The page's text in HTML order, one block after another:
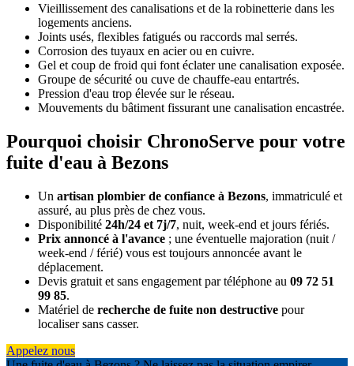
Vieillissement des canalisations et de la robinetterie dans les
logements anciens.
Joints usés, flexibles fatigués ou raccords mal serrés.
Corrosion des tuyaux en acier ou en cuivre.
Gel et coup de froid qui font éclater une canalisation exposée.
Groupe de sécurité ou cuve de chauffe-eau entartrés.
Pression d'eau trop élevée sur le réseau.
Mouvements du bâtiment fissurant une canalisation encastrée.
Pourquoi choisir ChronoServe pour votre
fuite d'eau à Bezons
Un artisan plombier de confiance à Bezons, immatriculé et
assuré, au plus près de chez vous.
Disponibilité 24h/24 et 7j/7, nuit, week-end et jours fériés.
Prix annoncé à l'avance ; une éventuelle majoration (nuit /
week-end / férié) vous est toujours annoncée avant le
déplacement.
Devis gratuit et sans engagement par téléphone au 09 72 51
99 85.
Matériel de recherche de fuite non destructive pour
localiser sans casser.
Appelez nous